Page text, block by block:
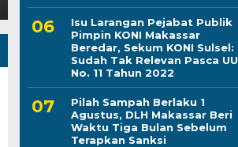
Isu Larangan Pejabat Publik
Pimpin KONI Makassar
Beredar, Sekum KONI Sulsel:
Sudah Tak Relevan Pasca UU
No. 11 Tahun 2022
Pilah Sampah Berlaku 1
Agustus, DLH Makassar Beri
Waktu Tiga Bulan Sebelum
Terapkan Sanksi